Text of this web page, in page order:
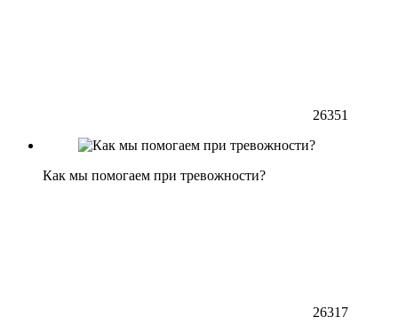
26351
Как мы помогаем при тревожности?
26317